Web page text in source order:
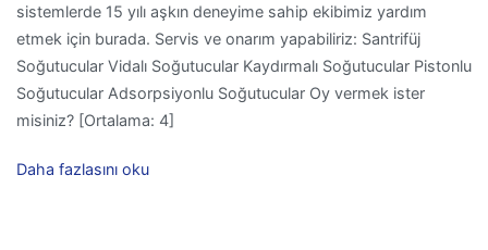
sistemlerde 15 yılı aşkın deneyime sahip ekibimiz yardım
etmek için burada. Servis ve onarım yapabiliriz: Santrifüj
Soğutucular Vidalı Soğutucular Kaydırmalı Soğutucular Pistonlu
Soğutucular Adsorpsiyonlu Soğutucular Oy vermek ister
misiniz? [Ortalama: 4]
Daha fazlasını oku